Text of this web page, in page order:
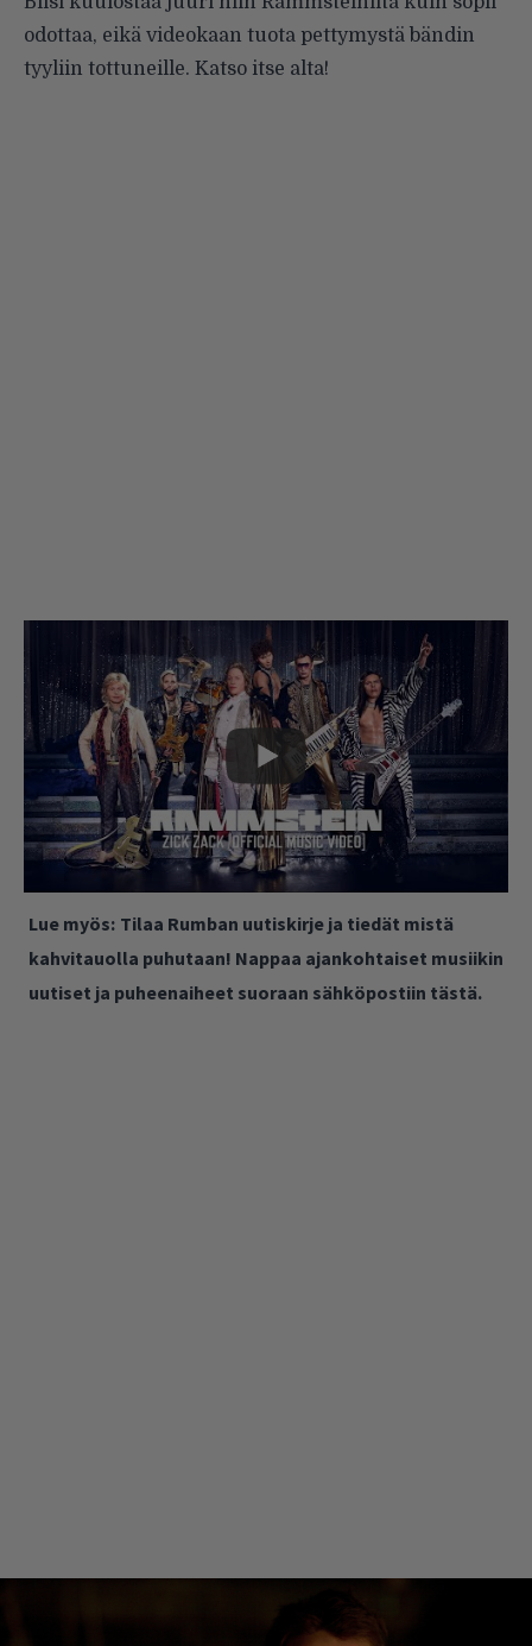
odottaa, eikä videokaan tuota pettymystä bändin
tyyliin tottuneille. Katso itse alta!
Lue myös: Tilaa Rumban uutiskirje ja tiedät mistä
kahvitauolla puhutaan! Nappaa ajankohtaiset musiikin
uutiset ja puheenaiheet suoraan sähköpostiin tästä.